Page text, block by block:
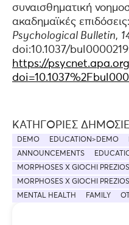
συναισθηματική
ακαδημαϊκές
Psychological Bulletin,
doi:10.1037/
https://
ΚΑΤΗΓΟΡΊΕΣ
DEMO EDUCATION>DEMO
ANNOUNCEMENTS
MORPHOSES X GIOCHI PREZIOSI
MORPHOSES X GIOCHI
MENTAL HEALTH
FAMILY